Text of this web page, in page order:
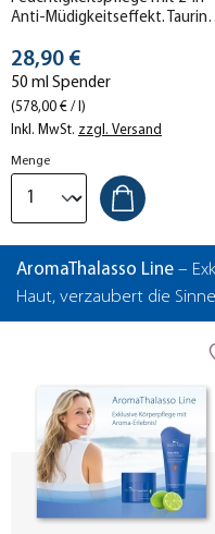
Anti-Müdigkeitseffekt. Taurin
Männerhaut jeden Tag neue
Energie.
Stückpreis
28,90 €
50 ml Spender
(578,00 € / l)
Inkl. MwSt. zzgl. Versand
Menge
AromaThalasso Line –
Haut, verzaubert die Sinne